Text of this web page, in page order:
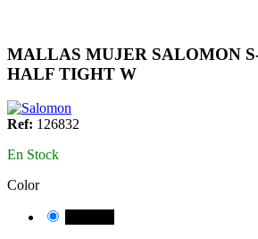
MALLAS MUJER SALOMON
HALF TIGHT W
Ref: 126832
En Stock
Color